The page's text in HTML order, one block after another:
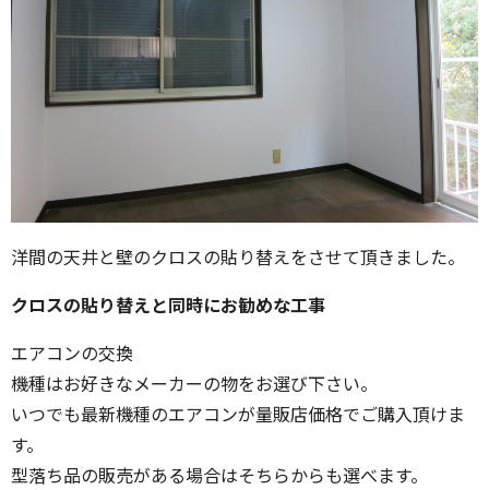
洋間の天井と壁のクロスの貼り替えをさせて頂きました。
クロスの貼り替えと同時にお勧めな工事
エアコンの交換
機種はお好きなメーカーの物をお選び下さい。
いつでも最新機種のエアコンが量販店価格でご購入頂けま
す。
型落ち品の販売がある場合はそちらからも選べます。